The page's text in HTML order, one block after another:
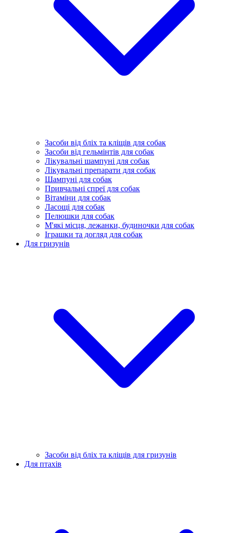
Засоби від бліх та кліщів для собак
Засоби від гельмінтів для собак
Лікувальні шампуні для собак
Лікувальні препарати для собак
Шампуні для собак
Привчальні спреї для собак
Вітаміни для собак
Ласощі для собак
Пелюшки для собак
М'які місця, лежанки, будиночки для собак
Іграшки та догляд для собак
Для гризунів
Засоби від бліх та кліщів для гризунів
Для птахів